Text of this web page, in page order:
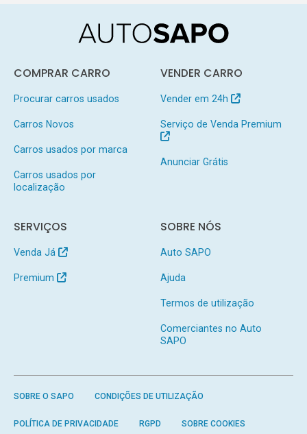
COMPRAR CARRO
Procurar carros usados
Carros Novos
Carros usados por marca
Carros usados por
localização
VENDER CARRO
Vender em 24h
Serviço de Venda Premium
Anunciar Grátis
SERVIÇOS
Venda Já
Premium
SOBRE NÓS
Auto SAPO
Ajuda
Termos de utilização
Comerciantes no Auto
SAPO
SOBRE O SAPO CONDIÇÕES DE UTILIZAÇÃO
POLÍTICA DE PRIVACIDADE RGPD SOBRE COOKIES